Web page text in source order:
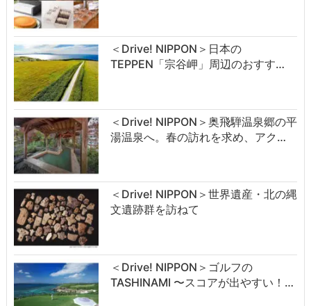
＜Drive! NIPPON＞日本の
TEPPEN「宗谷岬」周辺のおすす…
＜Drive! NIPPON＞奥飛騨温泉郷の平
湯温泉へ。春の訪れを求め、アク…
＜Drive! NIPPON＞世界遺産・北の縄
文遺跡群を訪ねて
＜Drive! NIPPON＞ゴルフの
TASHINAMI 〜スコアが出やすい！…